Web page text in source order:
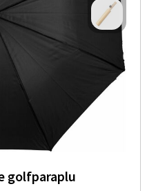
golfparaplu